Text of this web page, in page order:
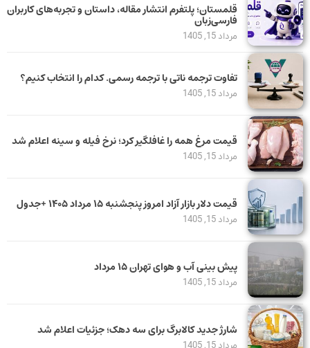
قلمستان؛ پلتفرم انتشار مقاله، داستان و تجربه‌های کاربران
فارسی‌زبان
مرداد 15, 1405
تفاوت ترجمه ناتی با ترجمه رسمی. کدام را انتخاب کنیم؟
مرداد 15, 1405
قیمت مرغ همه را غافلگیر کرد؛ نرخ فیله و سینه اعلام شد
مرداد 15, 1405
قیمت دلار بازار آزاد امروز پنجشنبه ۱۵ مرداد ۱۴۰۵ +جدول
مرداد 15, 1405
پیش بینی آب و هوای تهران ۱۵ مرداد
مرداد 15, 1405
شارژ جدید کالابرگ برای سه دهک؛ جزئیات اعلام شد
مرداد 15, 1405